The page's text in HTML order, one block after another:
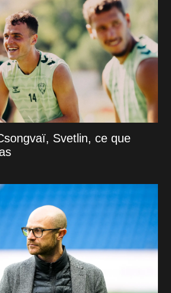
Svetlin, ce que